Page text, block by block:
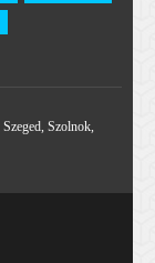
Szeged, Szolnok,